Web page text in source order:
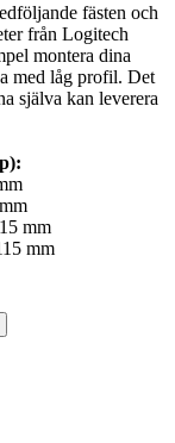
fästen och
från Logitech
montera dina
med låg profil. Det
själva kan leverera
mm
mm